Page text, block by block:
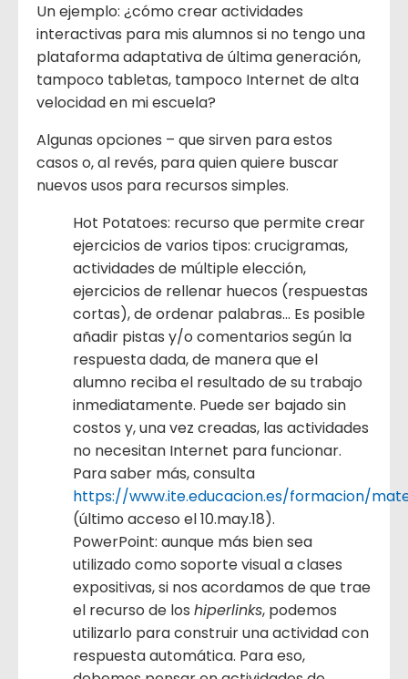
Un ejemplo: ¿cómo crear actividades
interactivas para mis alumnos si no tengo una
plataforma adaptativa de última generación,
tampoco tabletas, tampoco Internet de alta
velocidad en mi escuela?
Algunas opciones – que sirven para estos
casos o, al revés, para quien quiere buscar
nuevos usos para recursos simples.
Hot Potatoes: recurso que permite crear
ejercicios de varios tipos: crucigramas,
actividades de múltiple elección,
ejercicios de rellenar huecos (respuestas
cortas), de ordenar palabras… Es posible
añadir pistas y/o comentarios según la
respuesta dada, de manera que el
alumno reciba el resultado de su trabajo
inmediatamente. Puede ser bajado sin
costos y, una vez creadas, las actividades
no necesitan Internet para funcionar.
Para saber más, consulta
https://www.ite.educacion.es/formacion/
(último acceso el 10.may.18).
PowerPoint: aunque más bien sea
utilizado como soporte visual a clases
expositivas, si nos acordamos de que trae
el recurso de los hiperlinks, podemos
utilizarlo para construir una actividad con
respuesta automática. Para eso,